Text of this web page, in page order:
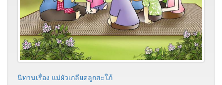
นิทานเรื่อง แม่ผัวเกลียดลูกสะใภ้